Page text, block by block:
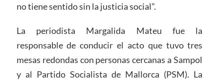
no tiene sentido sin la justicia social”.
La periodista Margalida Mateu fue la
responsable de conducir el acto que tuvo tres
mesas redondas con personas cercanas a Sampol
y al Partido Socialista de Mallorca (PSM). La